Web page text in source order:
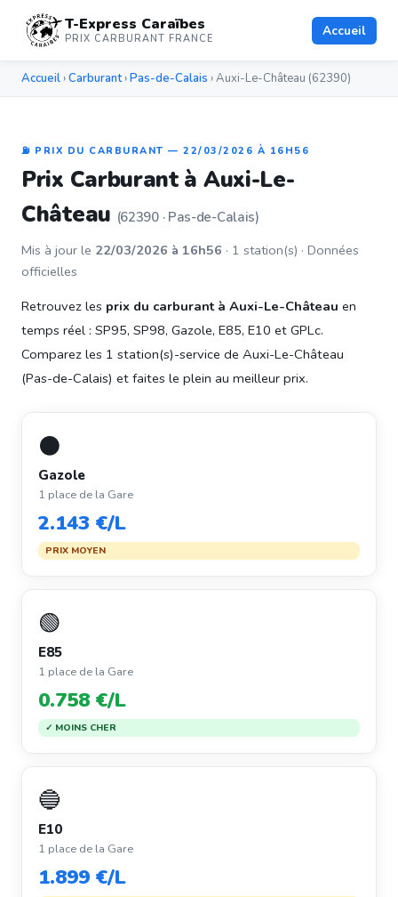
T-Express Caraïbes
PRIX CARBURANT FRANCE Accueil
Accueil ›Carburant›Pas-de-Calais › Auxi-Le-Château (62390)
⛽ PRIX DU CARBURANT — 22/03/2026 À 16H56
Prix Carburant à Auxi-Le-
Château (62390 · Pas-de-Calais)
Mis à jour le 22/03/2026 à 16h56 · 1 station(s) · Données
officielles
Retrouvez les prix du carburant à Auxi-Le-Château en
temps réel : SP95, SP98, Gazole, E85, E10 et GPLc.
Comparez les 1 station(s)-service de Auxi-Le-Château
(Pas-de-Calais) et faites le plein au meilleur prix.
⚫
Gazole
1 place de la Gare
2.143 €/L
PRIX MOYEN
🟢
E85
1 place de la Gare
0.758 €/L
✓ MOINS CHER
🔵
E10
1 place de la Gare
1.899 €/L